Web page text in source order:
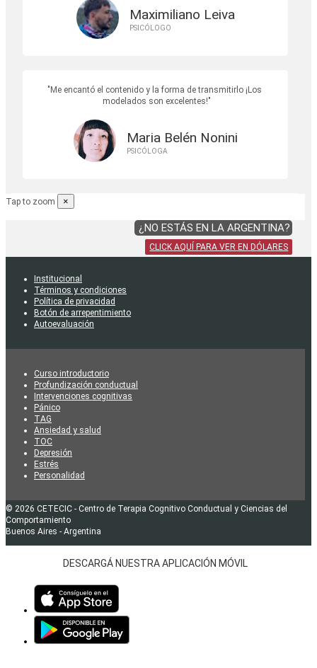
Maximiliano Leiva
PSICÓLOGO
Me encantó el contenido y la forma de transmitirlo ¡Los
modelados son excelentes!
Maria Belén Nonini
PSICÓLOGA
Tap to zoom ×
¿NO ESTÁS EN LA ARGENTINA?
CLICK AQUÍ PARA VER EN DÓLARES
Institucional
Términos y condiciones
Política de privacidad
Botón de arrepentimiento
Autoevaluación
Curso introductorio
Profundización conductual
Intervenciones cognitivas
Pánico
TAG
Ansiedad y salud
TOC
Depresión
Estrés
Personalidad
© 2026 CETECIC - Centro de Terapia Cognitivo Conductual y Ciencias del
Comportamiento
Buenos Aires - Argentina
DESCARGÁ NUESTRA APLICACIÓN MÓVIL